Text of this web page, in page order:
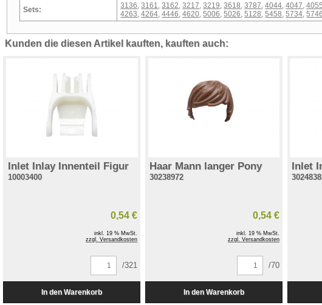
Sets: 3136,3161,3162,3217,3219,3618,3787,4044,4047,4055
4263,4264,4446,4620,5006,5026,5128,5458,5734,5746
Kunden die diesen Artikel kauften, kauften auch:
Inlet Inlay Innenteil Figur
10003400
0,54 €
inkl. 19 % MwSt.
zzgl. Versandkosten
/321
Haar Mann langer Pony
30238972
0,54 €
inkl. 19 % MwSt.
zzgl. Versandkosten
/70
Inlet